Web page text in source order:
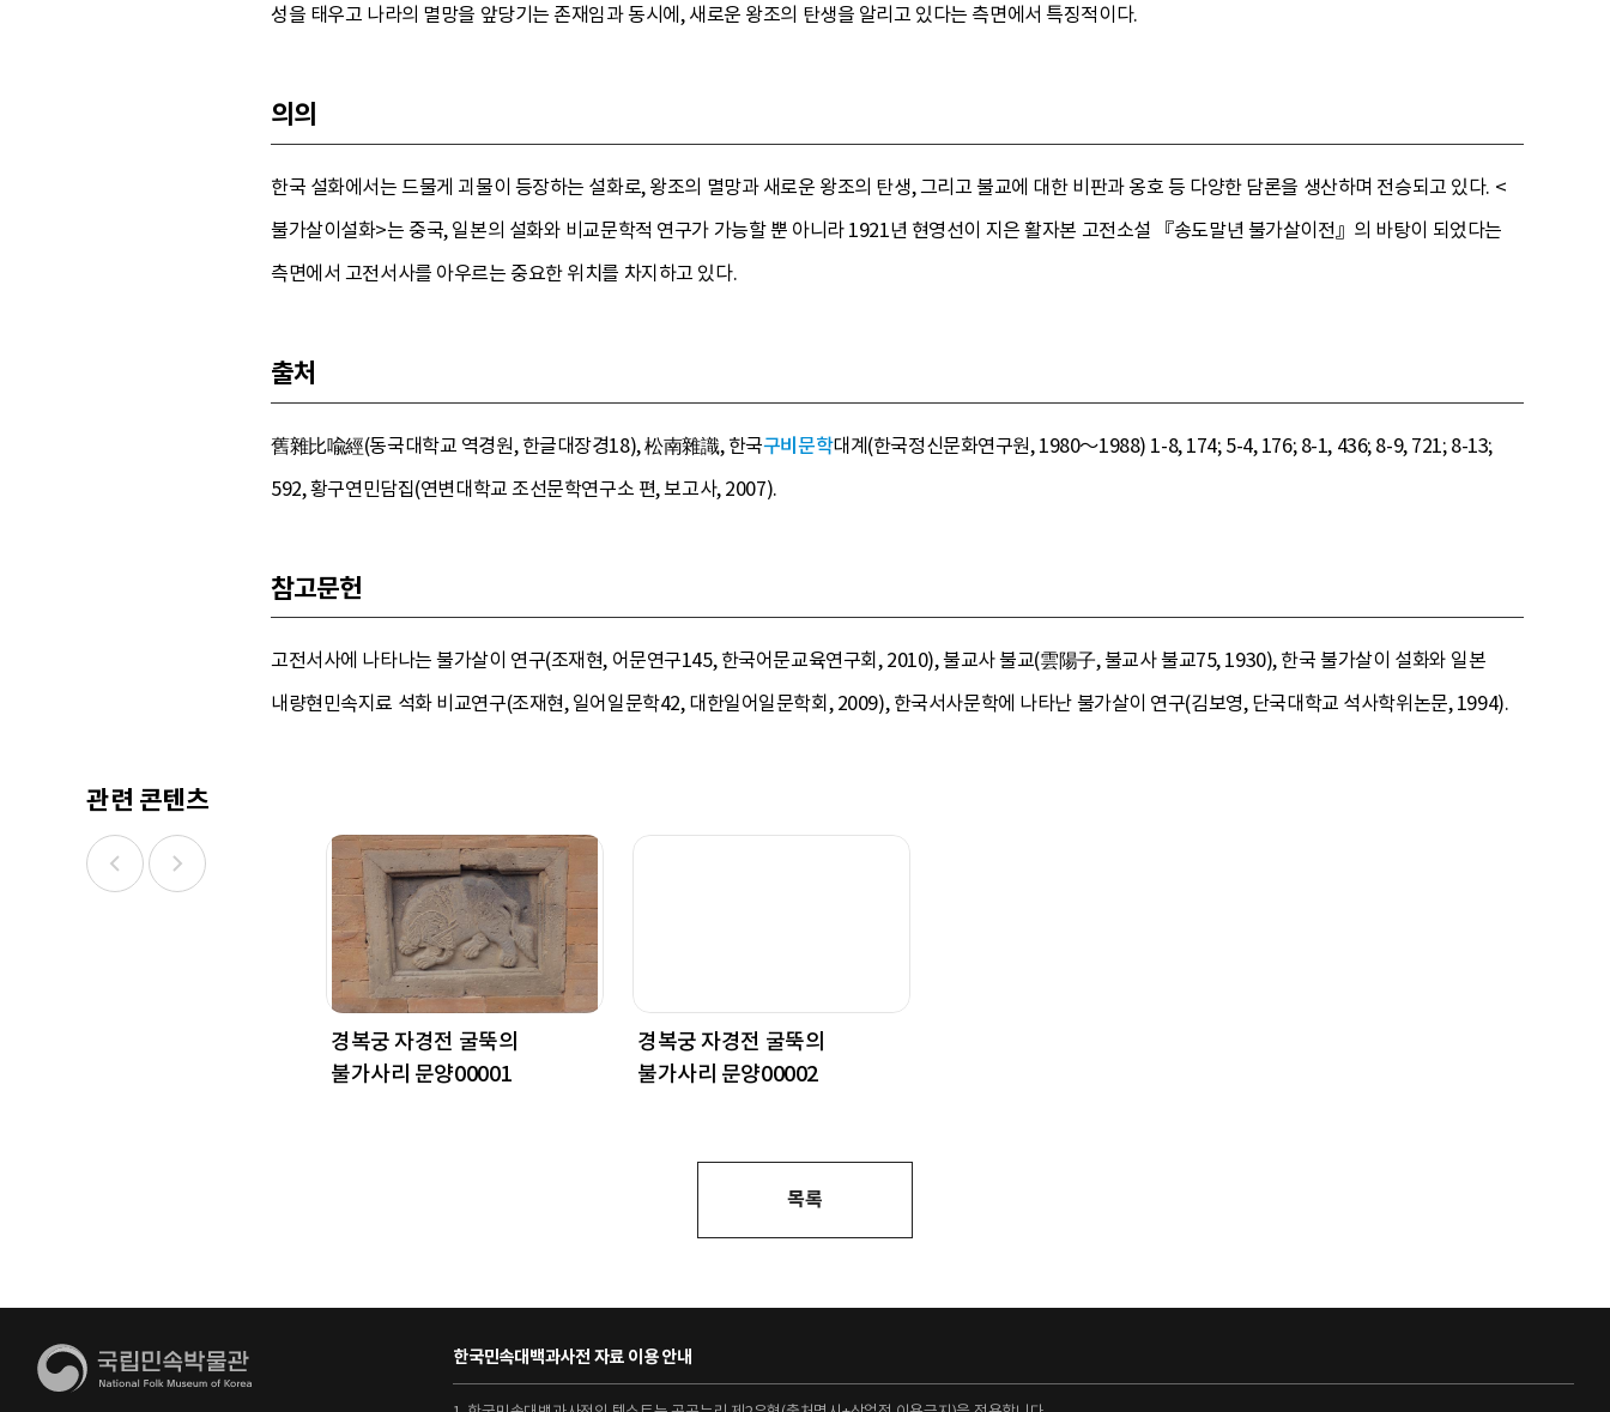
성을 태우고 나라의 멸망을 앞당기는 존재임과 동시에, 새로운 왕조의 탄생을 알리고 있다는 측면에서 특징적이다.
의의
한국 설화에서는 드물게 괴물이 등장하는 설화로, 왕조의 멸망과 새로운 왕조의 탄생, 그리고 불교에 대한 비판과 옹호 등 다양한 담론을 생산하며 전승되고 있다. <
불가살이설화>는 중국, 일본의 설화와 비교문학적 연구가 가능할 뿐 아니라 1921년 현영선이 지은 활자본 고전소설 『송도말년 불가살이전』의 바탕이 되었다는
측면에서 고전서사를 아우르는 중요한 위치를 차지하고 있다.
출처
舊雜比喩經(동국대학교 역경원, 한글대장경18), 松南雜識, 한국구비문학대계(한국정신문화연구원, 1980～1988) 1-8, 174; 5-4, 176; 8-1, 436; 8-9, 721; 8-13;
592, 황구연민담집(연변대학교 조선문학연구소 편, 보고사, 2007).
참고문헌
고전서사에 나타나는 불가살이 연구(조재현, 어문연구145, 한국어문교육연구회, 2010), 불교사 불교(雲陽子, 불교사 불교75, 1930), 한국 불가살이 설화와 일본
내량현민속지료 석화 비교연구(조재현, 일어일문학42, 대한일어일문학회, 2009), 한국서사문학에 나타난 불가살이 연구(김보영, 단국대학교 석사학위논문, 1994).
관련 콘텐츠
경복궁 자경전 굴뚝의
불가사리 문양00001
경복궁 자경전 굴뚝의
불가사리 문양00002
목록
한국민속대백과사전 자료 이용 안내